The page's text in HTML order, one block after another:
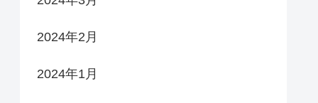
2024年2月
2024年1月